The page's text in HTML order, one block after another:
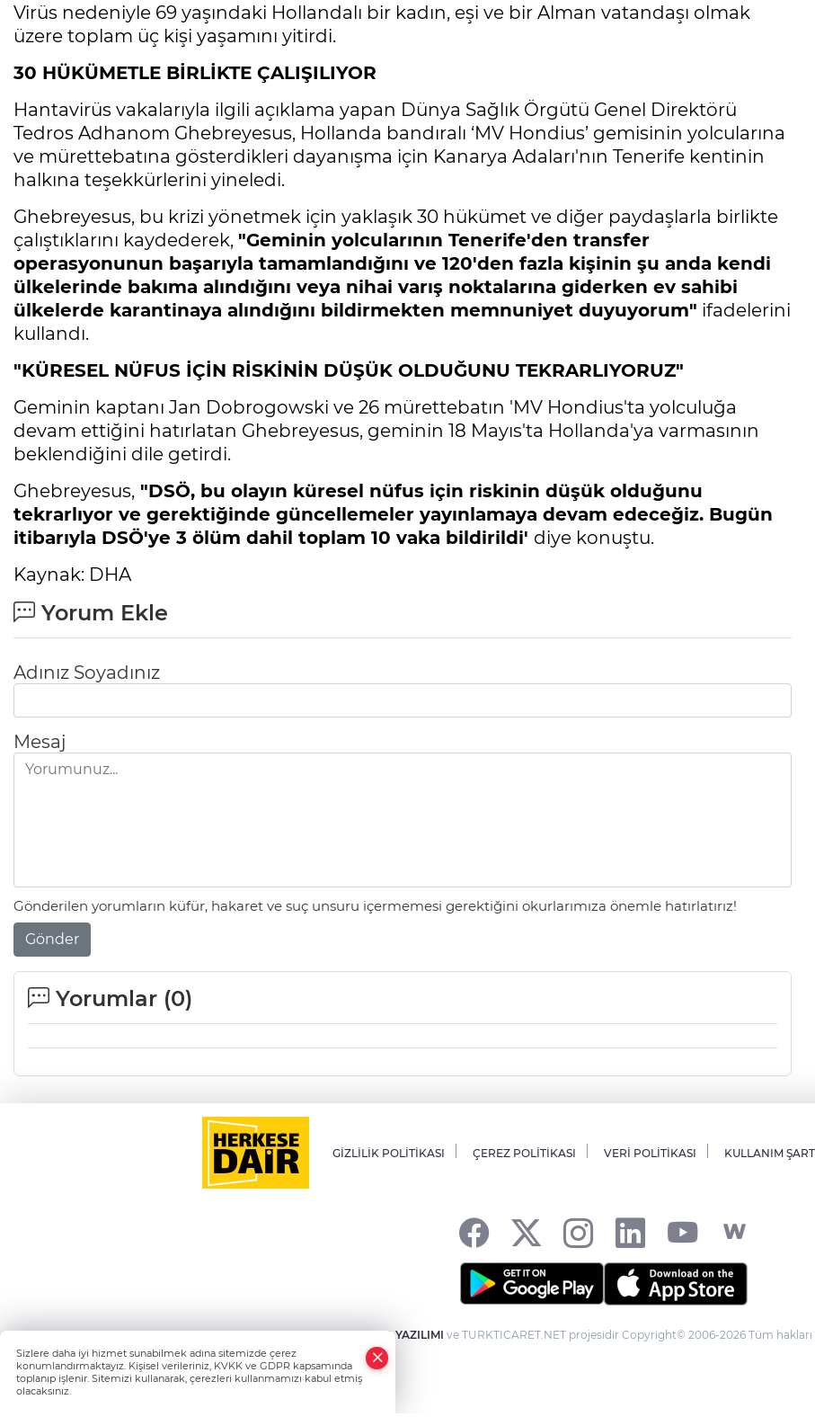
Virüs nedeniyle 69 yaşındaki Hollandalı bir kadın, eşi ve bir Alman vatandaşı olmak
üzere toplam üç kişi yaşamını yitirdi.
30 HÜKÜMETLE BİRLİKTE ÇALIŞILIYOR
Hantavirüs vakalarıyla ilgili açıklama yapan Dünya Sağlık Örgütü Genel Direktörü
Tedros Adhanom Ghebreyesus, Hollanda bandıralı ‘MV Hondius’ gemisinin yolcularına
ve mürettebatına gösterdikleri dayanışma için Kanarya Adaları'nın Tenerife kentinin
halkına teşekkürlerini yineledi.
Ghebreyesus, bu krizi yönetmek için yaklaşık 30 hükümet ve diğer paydaşlarla birlikte
çalıştıklarını kaydederek, "Geminin yolcularının Tenerife'den transfer
operasyonunun başarıyla tamamlandığını ve 120'den fazla kişinin şu anda kendi
ülkelerinde bakıma alındığını veya nihai varış noktalarına giderken ev sahibi
ülkelerde karantinaya alındığını bildirmekten memnuniyet duyuyorum" ifadelerini
kullandı.
"KÜRESEL NÜFUS İÇİN RİSKİNİN DÜŞÜK OLDUĞUNU TEKRARLIYORUZ"
Geminin kaptanı Jan Dobrogowski ve 26 mürettebatın 'MV Hondius'ta yolculuğa
devam ettiğini hatırlatan Ghebreyesus, geminin 18 Mayıs'ta Hollanda'ya varmasının
beklendiğini dile getirdi.
Ghebreyesus, "DSÖ, bu olayın küresel nüfus için riskinin düşük olduğunu
tekrarlıyor ve gerektiğinde güncellemeler yayınlamaya devam edeceğiz. Bugün
itibarıyla DSÖ'ye 3 ölüm dahil toplam 10 vaka bildirildi' diye konuştu.
Kaynak: DHA
Yorum Ekle
Adınız Soyadınız
Mesaj
Gönderilen yorumların küfür, hakaret ve suç unsuru içermemesi gerektiğini okurlarımıza önemle hatırlatırız!
Gönder
Yorumlar (0)
GİZLİLİK POLİTİKASI ÇEREZ POLİTİKASI VERİ POLİTİKASI KULLANIM
HABER YAZILIMI ve TURKTICARET.NET projesidir Copyright© 2006-2026 Tüm hakları
Sizlere daha iyi hizmet sunabilmek adına sitemizde çerez
konumlandırmaktayız. Kişisel verileriniz, KVKK ve GDPR kapsamında
toplanıp işlenir. Sitemizi kullanarak, çerezleri kullanmamızı kabul etmiş
olacaksınız.